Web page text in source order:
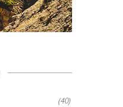
(40)